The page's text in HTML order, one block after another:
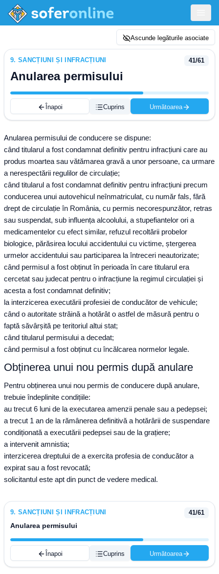
Ascunde legăturile asociate
9. SANCȚIUNI ȘI INFRACȚIUNI
Anularea permisului
41/61
Înapoi Cuprins Următoarea
Anularea permisului de conducere se dispune:
când titularul a fost condamnat definitiv pentru infracțiuni care au
produs moartea sau vătămarea gravă a unor persoane, ca urmare
a nerespectării regulilor de circulație;
când titularul a fost condamnat definitiv pentru infracțiuni precum
conducerea unui autovehicul neînmatriculat, cu număr fals, fără
drept de circulație în România, cu permis necorespunzător, retras
sau suspendat, sub influența alcoolului, a stupefiantelor ori a
medicamentelor cu efect similar, refuzul recoltării probelor
biologice, părăsirea locului accidentului cu victime, ștergerea
urmelor accidentului sau participarea la întreceri neautorizate;
când permisul a fost obținut în perioada în care titularul era
cercetat sau judecat pentru o infracțiune la regimul circulației și
acesta a fost condamnat definitiv;
la interzicerea executării profesiei de conducător de vehicule;
când o autoritate străină a hotărât o astfel de măsură pentru o
faptă săvârșită pe teritoriul altui stat;
când titularul permisului a decedat;
când permisul a fost obținut cu încălcarea normelor legale.
Obținerea unui nou permis după anulare
Pentru obținerea unui nou permis de conducere după anulare,
trebuie îndeplinite condițiile:
au trecut 6 luni de la executarea amenzii penale sau a pedepsei;
a trecut 1 an de la rămânerea definitivă a hotărârii de suspendare
condiționată a executării pedepsei sau de la grațiere;
a intervenit amnistia;
interzicerea dreptului de a exercita profesia de conducător a
expirat sau a fost revocată;
solicitantul este apt din punct de vedere medical.
9. SANCȚIUNI ȘI INFRACȚIUNI
Anularea permisului
41/61
Înapoi Cuprins Următoarea